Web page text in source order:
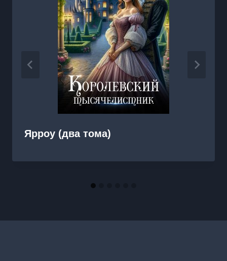
Ярроу (два тома)